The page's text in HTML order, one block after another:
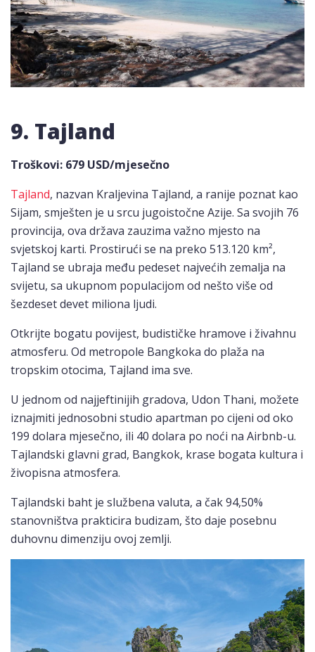
9. Tajland
Troškovi: 679 USD/mjesečno
Tajland, nazvan Kraljevina Tajland, a ranije poznat kao
Sijam, smješten je u srcu jugoistočne Azije. Sa svojih 76
provincija, ova država zauzima važno mjesto na
svjetskoj karti. Prostirući se na preko 513.120 km²,
Tajland se ubraja među pedeset najvećih zemalja na
svijetu, sa ukupnom populacijom od nešto više od
šezdeset devet miliona ljudi.
Otkrijte bogatu povijest, budističke hramove i živahnu
atmosferu. Od metropole Bangkoka do plaža na
tropskim otocima, Tajland ima sve.
U jednom od najjeftinijih gradova, Udon Thani, možete
iznajmiti jednosobni studio apartman po cijeni od oko
199 dolara mjesečno, ili 40 dolara po noći na Airbnb-u.
Tajlandski glavni grad, Bangkok, krase bogata kultura i
živopisna atmosfera.
Tajlandski baht je službena valuta, a čak 94,50%
stanovništva prakticira budizam, što daje posebnu
duhovnu dimenziju ovoj zemlji.